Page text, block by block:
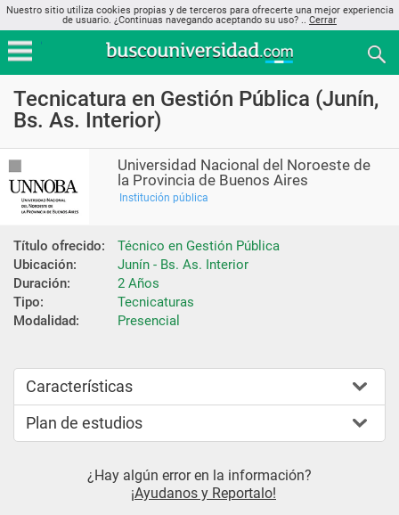
Nuestro sitio utiliza cookies propias y de terceros para ofrecerte una mejor experiencia
de usuario. ¿Continuas navegando aceptando su uso? .. Cerrar
Tecnicatura en Gestión Pública (Junín,
Bs. As. Interior)
Universidad Nacional del Noroeste de
la Provincia de Buenos Aires
Institución pública
Título ofrecido:
Técnico en Gestión Pública
Ubicación:
Junín - Bs. As. Interior
Duración:
2 Años
Tipo:
Tecnicaturas
Modalidad:
Presencial
Características
Plan de estudios
¿Hay algún error en la información?
¡Ayudanos y Reportalo!